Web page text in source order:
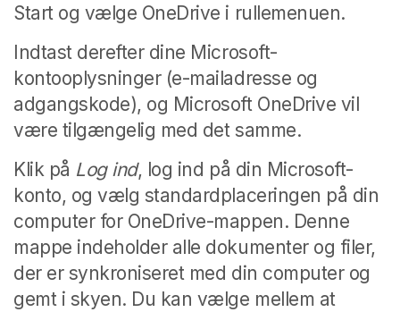
Start og vælge OneDrive i rullemenuen.
Indtast derefter dine Microsoft-
kontooplysninger (e-mailadresse og
adgangskode), og Microsoft OneDrive vil
være tilgængelig med det samme.
Klik på Log ind, log ind på din Microsoft-
konto, og vælg standardplaceringen på din
computer for OneDrive-mappen. Denne
mappe indeholder alle dokumenter og filer,
der er synkroniseret med din computer og
gemt i skyen. Du kan vælge mellem at